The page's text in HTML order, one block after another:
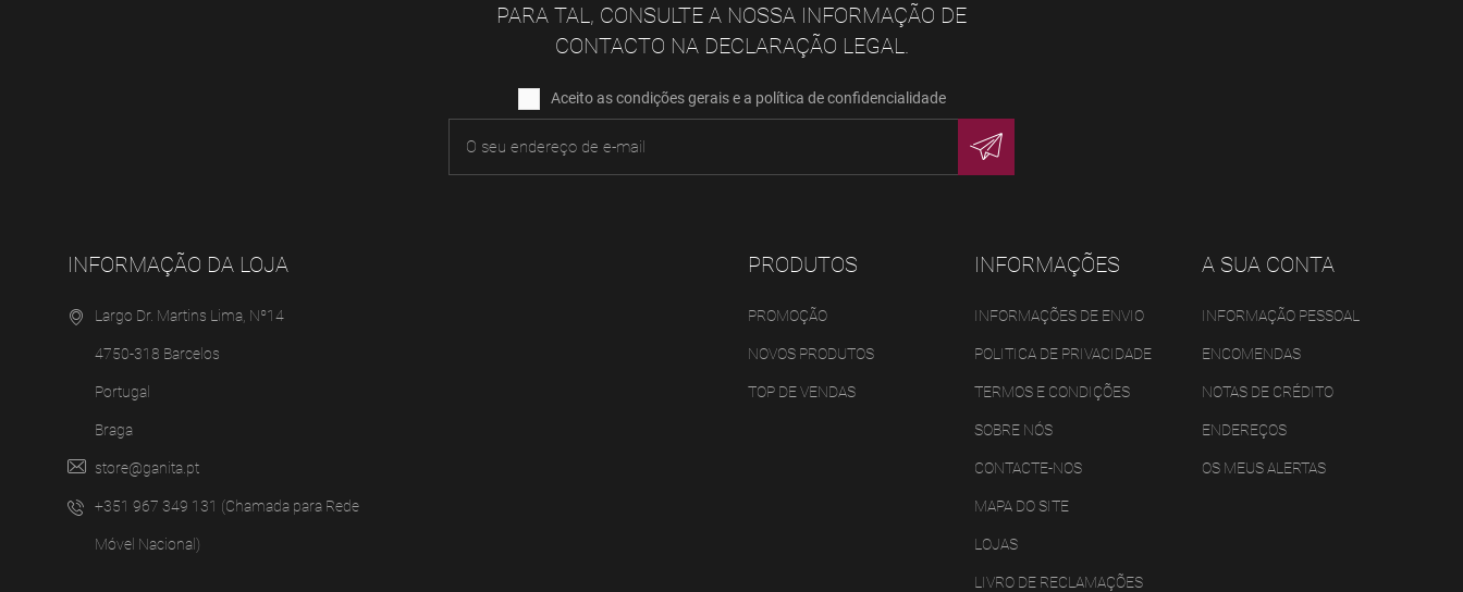
PARA TAL, CONSULTE A NOSSA INFORMAÇÃO DE
CONTACTO NA DECLARAÇÃO LEGAL.
Aceito as condições gerais e a política de confidencialidade
INFORMAÇÃO DA LOJA
Largo Dr. Martins Lima, Nº14
4750-318 Barcelos
Portugal
Braga
store@ganita.pt
+351 967 349 131 (Chamada para Rede
Móvel Nacional)
PRODUTOS
PROMOÇÃO
NOVOS PRODUTOS
TOP DE VENDAS
INFORMAÇÕES
INFORMAÇÕES DE ENVIO
POLITICA DE PRIVACIDADE
TERMOS E CONDIÇÕES
SOBRE NÓS
CONTACTE-NOS
MAPA DO SITE
LOJAS
LIVRO DE RECLAMAÇÕES
A SUA CONTA
INFORMAÇÃO PESSOAL
ENCOMENDAS
NOTAS DE CRÉDITO
ENDEREÇOS
OS MEUS ALERTAS